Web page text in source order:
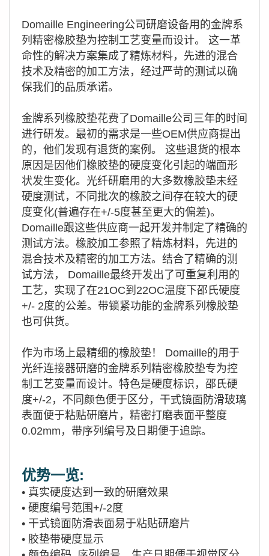
Domaille Engineering公司研磨设备用的金牌系
列精密橡胶垫为控制工艺变量而设计。 这一革
命性的解决方案集成了精炼材料，先进的混合
技术及精密的加工方法，经过严苛的测试以确
保我们的品质承诺。
金牌系列橡胶垫花费了Domaille公司三年的时间
进行研发。最初的需求是一些OEM供应商提出
的，他们发现有退货的案例。 这些退货的根本
原因是因他们橡胶垫的硬度变化引起的端面形
状发生变化。光纤研磨用的大多数橡胶垫未经
硬度测试，不同批次的橡胶之间存在较大的硬
度变化(普遍存在+/-5度甚至更大的偏差)。
Domaille跟这些供应商一起开发并制定了精确的
测试方法。橡胶加工参照了精炼材料，先进的
混合技术及精密的加工方法。结合了精确的测
试方法， Domaille最终开发出了可重复利用的
工艺，实现了在21OC到22OC温度下邵氏硬度
+/- 2度的公差。带锁紧功能的金牌系列橡胶垫
也可供货。
作为市场上最精细的橡胶垫！ Domaille的用于
光纤连接器研磨的金牌系列精密橡胶垫专为控
制工艺变量而设计。特色是硬度标识，邵氏硬
度+/-2，不同颜色便于区分，干式镜面防滑玻璃
表面便于粘贴研磨片，精密打磨表面平整度
0.02mm，带序列编号及日期便于追踪。
优势一览:
• 真实硬度达到一致的研磨效果
• 硬度编号范围+/-2度
• 干式镜面防滑表面易于粘贴研磨片
• 胶垫带硬度显示